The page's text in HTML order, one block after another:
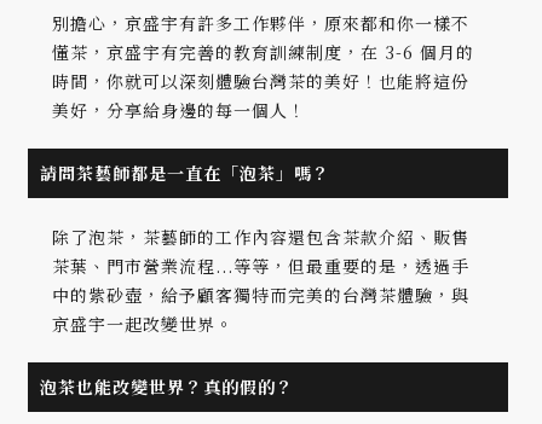
別擔心，京盛宇有許多工作夥伴，原來都和你一樣不
懂茶，京盛宇有完善的教育訓練制度，在 3-6 個月的
時間，你就可以深刻體驗台灣茶的美好！也能將這份
美好，分享給身邊的每一個人！
請問茶藝師都是一直在「泡茶」嗎？
除了泡茶，茶藝師的工作內容還包含茶款介紹、販售
茶葉、門市營業流程...等等，但最重要的是，透過手
中的紫砂壺，給予顧客獨特而完美的台灣茶體驗，與
京盛宇一起改變世界。
泡茶也能改變世界？真的假的？